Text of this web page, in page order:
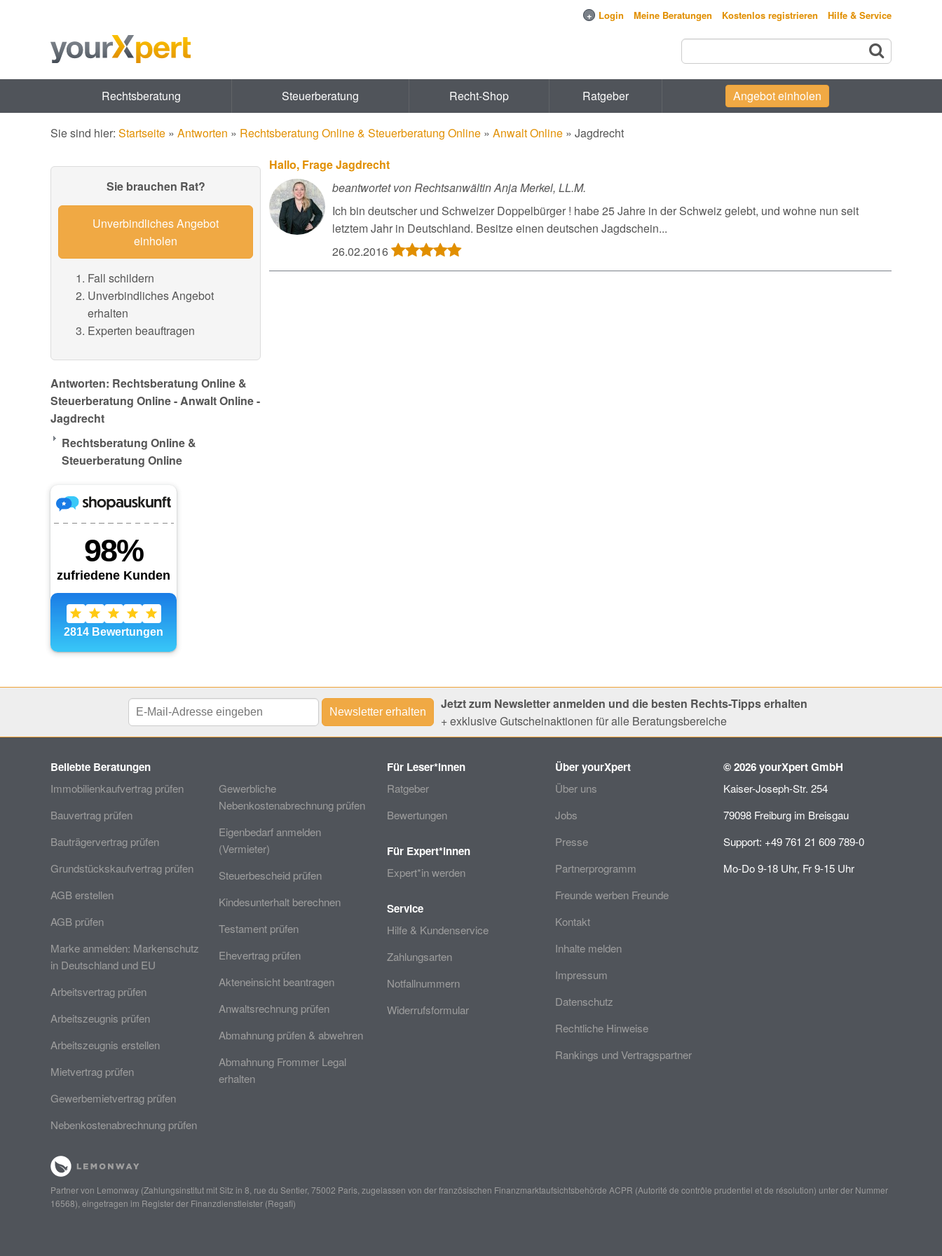
+ Login Meine Beratungen Kostenlos registrieren Hilfe & Service
Rechtsberatung Steuerberatung Recht-Shop Ratgeber Angebot einholen
Sie sind hier: Startseite » Antworten » Rechtsberatung Online & Steuerberatung Online » Anwalt Online » Jagdrecht
Sie brauchen Rat?
Unverbindliches Angebot
einholen
Fall schildern
Unverbindliches Angebot
erhalten
Experten beauftragen
Antworten: Rechtsberatung Online &
Steuerberatung Online - Anwalt Online -
Jagdrecht
Rechtsberatung Online &
Steuerberatung Online
Hallo, Frage Jagdrecht
beantwortet von Rechtsanwältin Anja Merkel, LL.M.
Ich bin deutscher und Schweizer Doppelbürger ! habe 25 Jahre in der Schweiz gelebt, und wohne nun seit
letztem Jahr in Deutschland. Besitze einen deutschen Jagdschein...
26.02.2016
Jetzt zum Newsletter anmelden und die besten Rechts-Tipps erhalten
+ exklusive Gutscheinaktionen für alle Beratungsbereiche
Beliebte Beratungen
Immobilienkaufvertrag prüfen
Bauvertrag prüfen
Bauträgervertrag prüfen
Grundstückskaufvertrag prüfen
AGB erstellen
AGB prüfen
Marke anmelden: Markenschutz
in Deutschland und EU
Arbeitsvertrag prüfen
Arbeitszeugnis prüfen
Arbeitszeugnis erstellen
Mietvertrag prüfen
Gewerbemietvertrag prüfen
Nebenkostenabrechnung prüfen
Gewerbliche
Nebenkostenabrechnung prüfen
Eigenbedarf anmelden
(Vermieter)
Steuerbescheid prüfen
Kindesunterhalt berechnen
Testament prüfen
Ehevertrag prüfen
Akteneinsicht beantragen
Anwaltsrechnung prüfen
Abmahnung prüfen & abwehren
Abmahnung Frommer Legal
erhalten
Für Leser*innen
Ratgeber
Bewertungen
Für Expert*innen
Expert*in werden
Service
Hilfe & Kundenservice
Zahlungsarten
Notfallnummern
Widerrufsformular
Über yourXpert
Über uns
Jobs
Presse
Partnerprogramm
Freunde werben Freunde
Kontakt
Inhalte melden
Impressum
Datenschutz
Rechtliche Hinweise
Rankings und Vertragspartner
© 2026 yourXpert GmbH
Kaiser-Joseph-Str. 254
79098 Freiburg im Breisgau
Support: +49 761 21 609 789-0
Mo-Do 9-18 Uhr, Fr 9-15 Uhr
Partner von Lemonway (Zahlungsinstitut mit Sitz in 8, rue du Sentier, 75002 Paris, zugelassen von der französischen Finanzmarktaufsichtsbehörde ACPR (Autorité de contrôle prudentiel et de résolution) unter der Nummer
16568), eingetragen im Register der Finanzdienstleister (Regafi)